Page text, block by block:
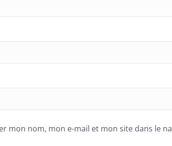
mon nom, mon e-mail et mon site dans le